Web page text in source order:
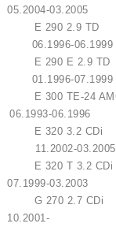
05.2004-
BENZ E 290
06.1996-
E 290 E
01.1996-
E 300 TE-24
BENZ E 320
11.2002-
E 320 T
07.1999-
G 270